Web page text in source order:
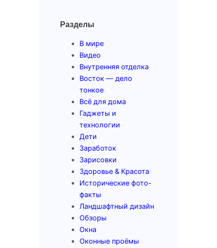
Разделы
В мире
Видео
Внутренняя отделка
Восток — дело
тонкое
Всё для дома
Гаджеты и
технологии
Дети
Заработок
Зарисовки
Здоровье & Красота
Исторические фото-
факты
Ландшафтный дизайн
Обзоры
Окна
Оконные проёмы